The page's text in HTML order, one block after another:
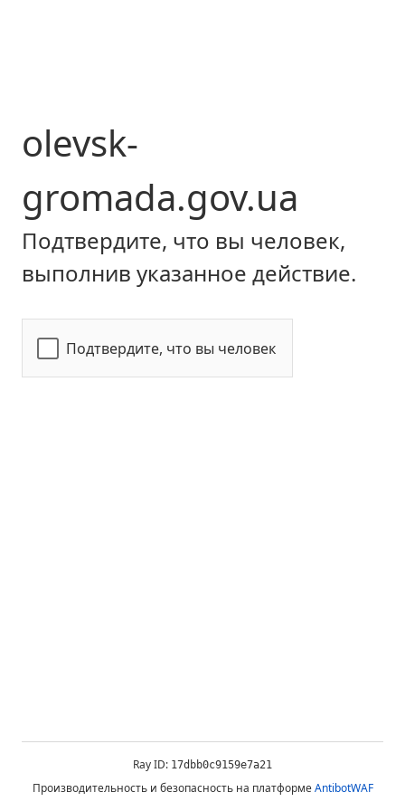
olevsk-
gromada.gov.ua
Подтвердите, что вы человек,
выполнив указанное действие.
Подтвердите, что вы человек
Ray ID: 17dbb0c9159e7a21
Производительность и безопасность на платформеAntibotWAF